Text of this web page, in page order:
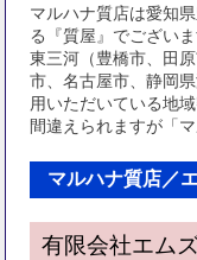
マルハナ質店は愛知
る『質屋』でございま
東三河（豊橋市、田
市、名古屋市、静岡
用いただいている地
間違えられますが「
マルハナ質店／
有限会社エム